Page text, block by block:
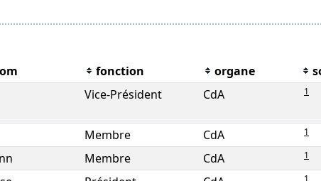
fonction organe
Vice-Président CdA 1
Membre CdA 1
Membre CdA 1
1